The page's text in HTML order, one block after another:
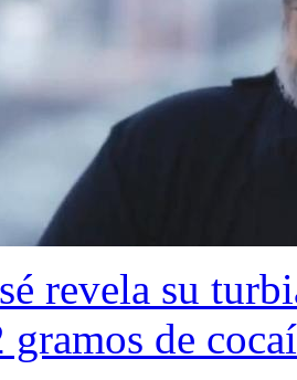
revela su
de